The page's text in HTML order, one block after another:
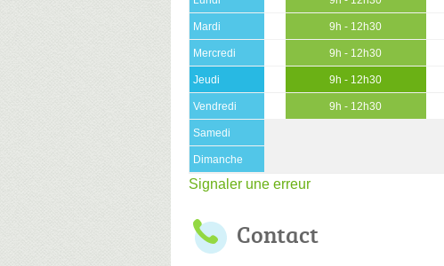
Mardi 9h - 12h30
Mercredi 9h - 12h30
Jeudi 9h - 12h30
Vendredi 9h - 12h30
Samedi
Dimanche
Signaler une erreur
Contact